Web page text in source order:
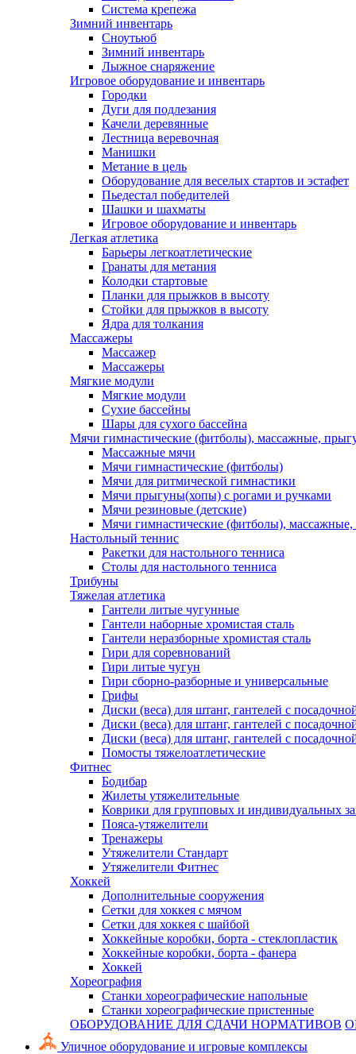
Система крепежа
Зимний инвентарь
Сноутьюб
Зимний инвентарь
Лыжное снаряжение
Игровое оборудование и инвентарь
Городки
Дуги для подлезания
Качели деревянные
Лестница веревочная
Манишки
Метание в цель
Оборудование для веселых стартов и эстафет
Пьедестал победителей
Шашки и шахматы
Игровое оборудование и инвентарь
Легкая атлетика
Барьеры легкоатлетические
Гранаты для метания
Колодки стартовые
Планки для прыжков в высоту
Стойки для прыжков в высоту
Ядра для толкания
Массажеры
Массажер
Массажеры
Мягкие модули
Мягкие модули
Сухие бассейны
Шары для сухого бассейна
Мячи гимнастические (фитболы), массажные,
Массажные мячи
Мячи гимнастические (фитболы)
Мячи для ритмической гимнастики
Мячи прыгуны(хопы) с рогами и ручками
Мячи резиновые (детские)
Мячи гимнастические (фитболы),
Настольный теннис
Ракетки для настольного тенниса
Столы для настольного тенниса
Трибуны
Тяжелая атлетика
Гантели литые чугунные
Гантели наборные хромистая сталь
Гантели неразборные хромистая сталь
Гири для соревнований
Гири литые чугун
Гири сборно-разборные и универсальные
Грифы
Диски (веса) для штанг, гантелей с
Диски (веса) для штанг, гантелей с
Диски (веса) для штанг, гантелей с
Помосты тяжелоатлетические
Фитнес
Бодибар
Жилеты утяжелительные
Коврики для групповых и индивидуальных
Пояса-утяжелители
Тренажеры
Утяжелители Стандарт
Утяжелители Фитнес
Хоккей
Дополнительные сооружения
Сетки для хоккея с мячом
Сетки для хоккея с шайбой
Хоккейные коробки, борта - стеклопластик
Хоккейные коробки, борта - фанера
Хоккей
Хореография
Станки хореографические напольные
Станки хореографические пристенные
ОБОРУДОВАНИЕ ДЛЯ СДАЧИ НОРМАТИВОВ
Уличное оборудование и игровые комплексы